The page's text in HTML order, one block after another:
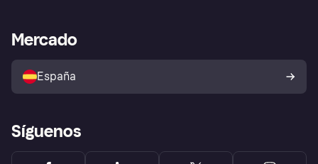
Directorio de tiendas
Política de protección al
comprador de Klarna
Reclamaciones
Acceso empresas
Mercado
España
Síguenos